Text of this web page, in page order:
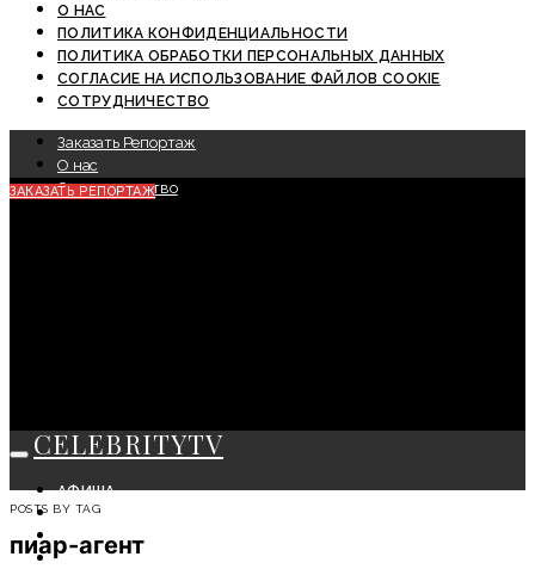
О НАС
ПОЛИТИКА КОНФИДЕНЦИАЛЬНОСТИ
ПОЛИТИКА ОБРАБОТКИ ПЕРСОНАЛЬНЫХ ДАННЫХ
СОГЛАСИЕ НА ИСПОЛЬЗОВАНИЕ ФАЙЛОВ COOKIE
СОТРУДНИЧЕСТВО
Заказать Репортаж
О нас
Сотрудничество
ЗАКАЗАТЬ РЕПОРТАЖ
CELEBRITYTV
АФИША
СОБЫТИЯ
КРАСОТА
МОДА
POSTS BY TAG
пиар-агент